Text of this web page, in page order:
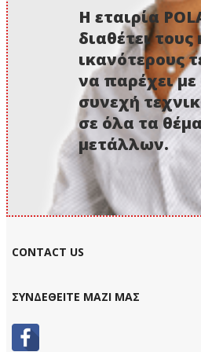
Η εταιρία
διαθέτει
ικανότερους
να παρέχει
συνεχή
σε όλα τα
μετάλλων.
CONTACT US
ΣΥΝΔΕΘΕΙΤΕ ΜΑΖΙ ΜΑΣ